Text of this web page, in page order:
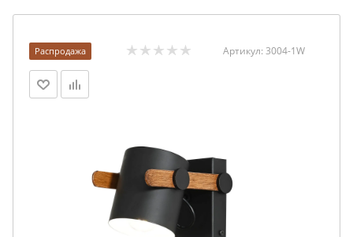
Распродажа Артикул: 3004-1W